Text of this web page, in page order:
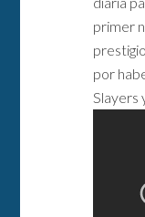
primer
por
Slayers